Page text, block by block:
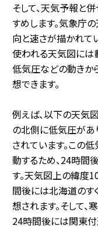
そして、天気予報と
すめします。気象庁
向と速さが描かれて
使われる天気図には
低気圧などの動きか
想できます。
例えば、以下の天気
の北側に低気圧があ
されています。この
動するため、24時間
す。天気図上の緯度
間後には北海道のす
想されます。そして、
24時間後には関東付